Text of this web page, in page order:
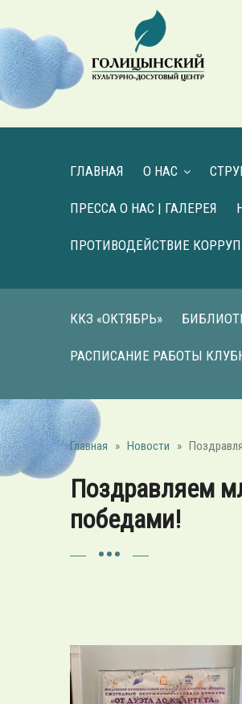
ГЛАВНАЯ О НАС
ПРЕССА О НАС | ГАЛЕРЕЯ
ПРОТИВОДЕЙСТВИЕ
ККЗ «ОКТЯБРЬ»
РАСПИСАНИЕ РАБОТЫ
Главная » Новости »
Поздравляем
победами!